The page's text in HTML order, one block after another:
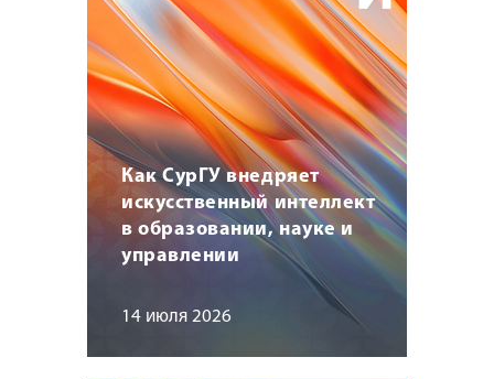
Как СурГУ внедряет
искусственный интеллект
в образовании, науке и
управлении
14 июля 2026